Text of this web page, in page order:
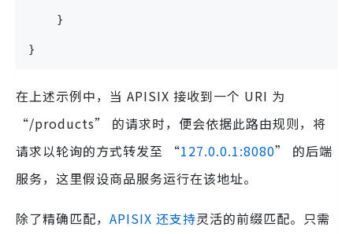
    }
}
在上述示例中，当 APISIX 接收到一个 URI 为
“/products” 的请求时，便会依据此路由规则，将
请求以轮询的方式转发至 “127.0.0.1:8080” 的后端
服务，这里假设商品服务运行在该地址。
除了精确匹配， APISIX 还支持灵活的前缀匹配。只需